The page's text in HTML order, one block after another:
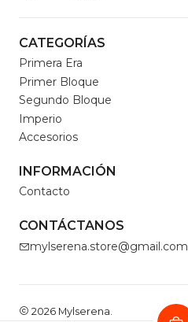
CATEGORÍAS
Primera Era
Primer Bloque
Segundo Bloque
Imperio
Accesorios
INFORMACIÓN
Contacto
CONTÁCTANOS
mylserena.store@gmail.com
2026 Mylserena.